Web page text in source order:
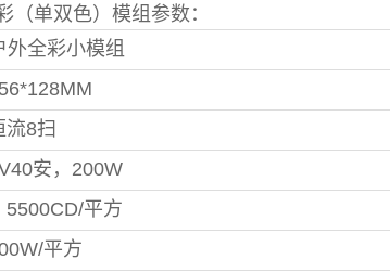
（单双色）模组参数：
外全彩小模组
恒流8扫
安，200W
5500CD/平方
900W/平方